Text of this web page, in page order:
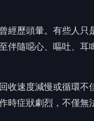
經歷頭暈。有些人只
伴隨噁心、嘔吐、耳
收速度減慢或循環不
時症狀劇烈，不僅無